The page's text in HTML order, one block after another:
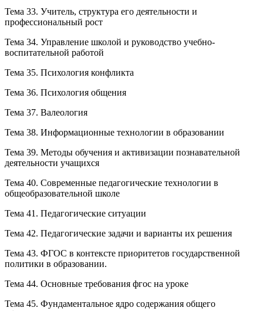
Тема 33. Учитель, структура его деятельности и
профессиональный рост
Тема 34. Управление школой и руководство учебно-
воспитательной работой
Тема 35. Психология конфликта
Тема 36. Психология общения
Тема 37. Валеология
Тема 38. Информационные технологии в образовании
Тема 39. Методы обучения и активизации познавательной
деятельности учащихся
Тема 40. Современные педагогические технологии в
общеобразовательной школе
Тема 41. Педагогические ситуации
Тема 42. Педагогические задачи и варианты их решения
Тема 43. ФГОС в контексте приоритетов государственной
политики в образовании.
Тема 44. Основные требования фгос на уроке
Тема 45. Фундаментальное ядро содержания общего